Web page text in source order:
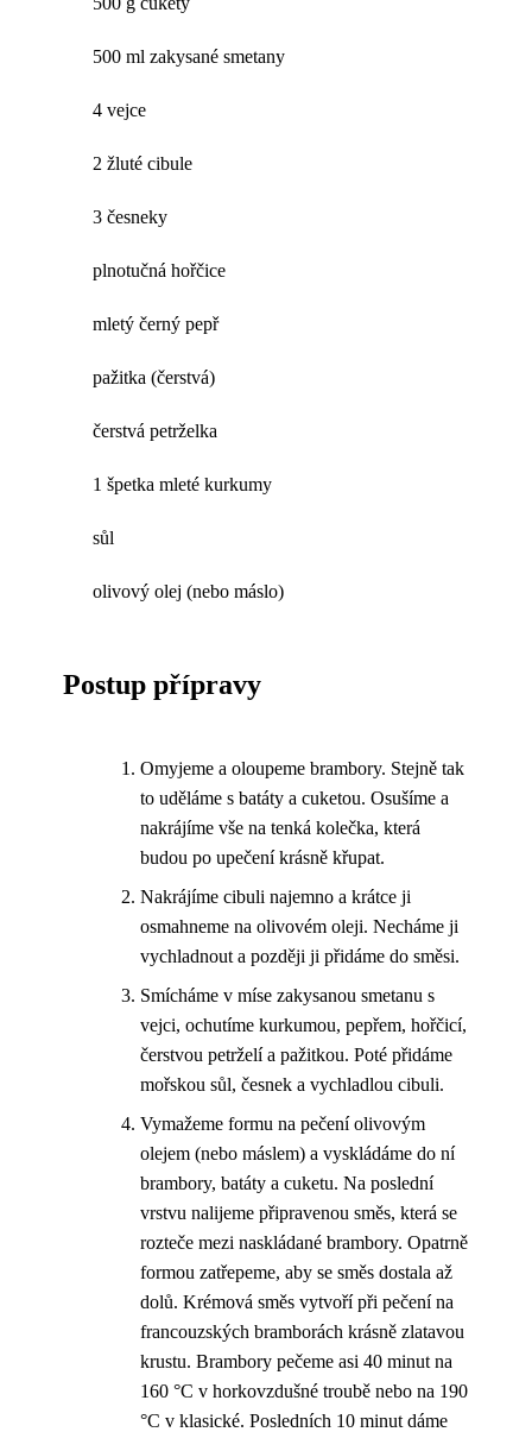
500 ml zakysané smetany
4 vejce
2 žluté cibule
3 česneky
plnotučná hořčice
mletý černý pepř
pažitka (čerstvá)
čerstvá petrželka
1 špetka mleté kurkumy
sůl
olivový olej (nebo máslo)
Postup přípravy
Omyjeme a oloupeme brambory. Stejně tak
to uděláme s batáty a cuketou. Osušíme a
nakrájíme vše na tenká kolečka, která
budou po upečení krásně křupat.
Nakrájíme cibuli najemno a krátce ji
osmahneme na olivovém oleji. Necháme ji
vychladnout a později ji přidáme do směsi.
Smícháme v míse zakysanou smetanu s
vejci, ochutíme kurkumou, pepřem, hořčicí,
čerstvou petrželí a pažitkou. Poté přidáme
mořskou sůl, česnek a vychladlou cibuli.
Vymažeme formu na pečení olivovým
olejem (nebo máslem) a vyskládáme do ní
brambory, batáty a cuketu. Na poslední
vrstvu nalijeme připravenou směs, která se
rozteče mezi naskládané brambory. Opatrně
formou zatřepeme, aby se směs dostala až
dolů. Krémová směs vytvoří při pečení na
francouzských bramborách krásně zlatavou
krustu. Brambory pečeme asi 40 minut na
160 °C v horkovzdušné troubě nebo na 190
°C v klasické. Posledních 10 minut dáme